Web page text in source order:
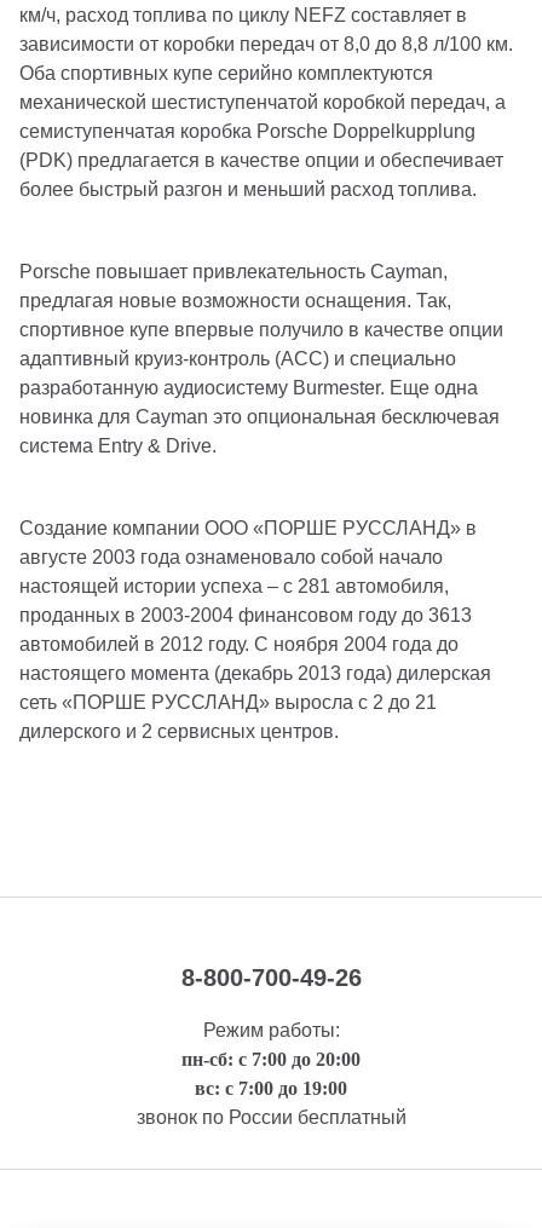
км/ч, расход топлива по циклу NEFZ составляет в
зависимости от коробки передач от 8,0 до 8,8 л/100 км.
Оба спортивных купе серийно комплектуются
механической шестиступенчатой коробкой передач, а
семиступенчатая коробка Porsche Doppelkupplung
(PDK) предлагается в качестве опции и обеспечивает
более быстрый разгон и меньший расход топлива.
Porsche повышает привлекательность Cayman,
предлагая новые возможности оснащения. Так,
спортивное купе впервые получило в качестве опции
адаптивный круиз-контроль (ACC) и специально
разработанную аудиосистему Burmester. Еще одна
новинка для Cayman это опциональная бесключевая
система Entry & Drive.
Создание компании ООО «ПОРШЕ РУССЛАНД» в
августе 2003 года ознаменовало собой начало
настоящей истории успеха – с 281 автомобиля,
проданных в 2003-2004 финансовом году до 3613
автомобилей в 2012 году. С ноября 2004 года до
настоящего момента (декабрь 2013 года) дилерская
сеть «ПОРШЕ РУССЛАНД» выросла с 2 до 21
дилерского и 2 сервисных центров.
8-800-700-49-26
Режим работы:
пн-сб: с 7:00 до 20:00
вс: с 7:00 до 19:00
звонок по России бесплатный